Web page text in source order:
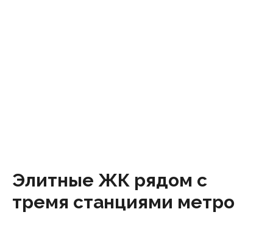
Элитные ЖК рядом с
тремя станциями метро